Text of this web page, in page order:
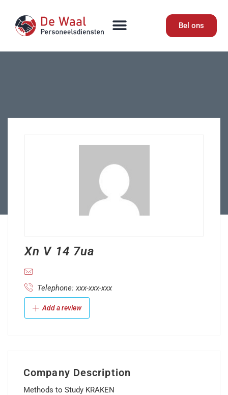
Bel ons
Xn V 14 7ua
Telephone: xxx-xxx-xxx
Add a review
Company Description
Methods to Study KRAKEN